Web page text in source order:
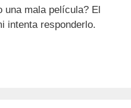
una mala película? El
intenta responderlo.